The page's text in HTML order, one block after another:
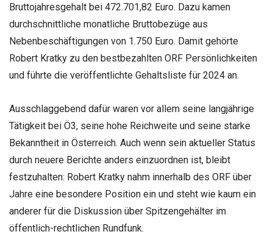
Bruttojahresgehalt bei 472.701,82 Euro. Dazu kamen
durchschnittliche monatliche Bruttobezüge aus
Nebenbeschäftigungen von 1.750 Euro. Damit gehörte
Robert Kratky zu den bestbezahlten ORF Persönlichkeiten
und führte die veröffentlichte Gehaltsliste für 2024 an.
Ausschlaggebend dafür waren vor allem seine langjährige
Tätigkeit bei Ö3, seine hohe Reichweite und seine starke
Bekanntheit in Österreich. Auch wenn sein aktueller Status
durch neuere Berichte anders einzuordnen ist, bleibt
festzuhalten: Robert Kratky nahm innerhalb des ORF über
Jahre eine besondere Position ein und steht wie kaum ein
anderer für die Diskussion über Spitzengehälter im
öffentlich-rechtlichen Rundfunk.